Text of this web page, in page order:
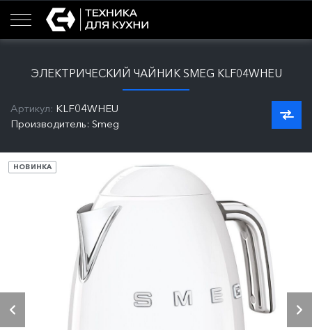
ЭЛЕКТРИЧЕСКИЙ ЧАЙНИК SMEG KLF04WHEU
Артикул: KLF04WHEU
Производитель: Smeg
НОВИНКА